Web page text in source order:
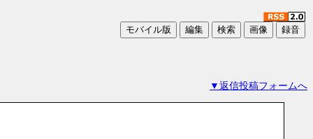
▼返信投稿フォームへ